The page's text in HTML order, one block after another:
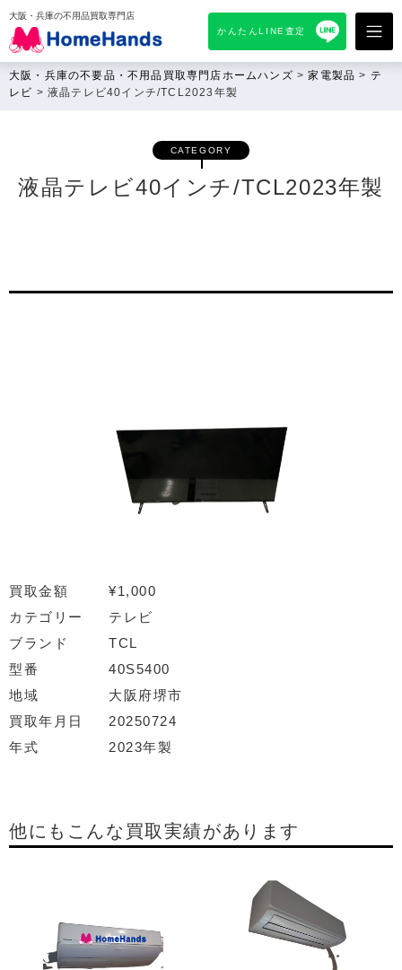
大阪・兵庫の不用品買取専門店
かんたんLINE査定
大阪・兵庫の不要品・不用品買取専門店ホームハンズ >家電製品 > テ
レビ >液晶テレビ40インチ/TCL2023年製
CATEGORY
液晶テレビ40インチ/TCL2023年製
買取金額
¥1,000
カテゴリー
テレビ
ブランド
TCL
型番
40S5400
地域
大阪府堺市
買取年月日
20250724
年式
2023年製
他にもこんな買取実績があります